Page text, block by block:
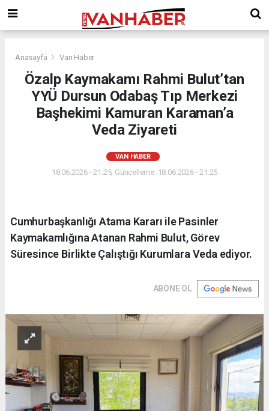
Anasayfa Van Haber
Özalp Kaymakamı Rahmi Bulut’tan
YYÜ Dursun Odabaş Tıp Merkezi
Başhekimi Kamuran Karaman’a
Veda Ziyareti
VAN HABER
18.06.2026 - 21:25, Güncelleme: 18.06.2026 - 21:25
Cumhurbaşkanlığı Atama Kararı ile Pasinler
Kaymakamlığına Atanan Rahmi Bulut, Görev
Süresince Birlikte Çalıştığı Kurumlara Veda ediyor.
ABONE OL